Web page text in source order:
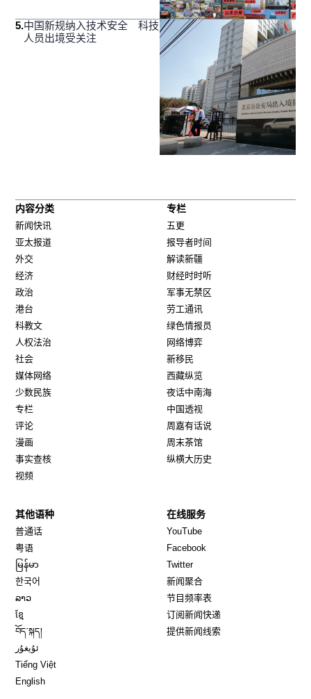
5.中国新规纳入技术安全 科技
人员出境受关注
内容分类
新闻快讯
亚太报道
外交
经济
政治
港台
科教文
人权法治
社会
媒体网络
少数民族
专栏
评论
漫画
事实查核
视频
专栏
五更
报导者时间
解读新疆
财经时时听
军事无禁区
劳工通讯
绿色情报员
网络博弈
新移民
西藏纵览
夜话中南海
中国透视
周嘉有话说
周末茶馆
纵横大历史
其他语种
普通话
粤语
မြန်မာ
한국어
ລາວ
ខ្មែ
བོད་སྐད།
ئۇيغۇر
Tiếng Việt
English
在线服务
YouTube
Facebook
TwitterOpens in new window
新闻聚合
节目频率表
订阅新闻快递
提供新闻线索